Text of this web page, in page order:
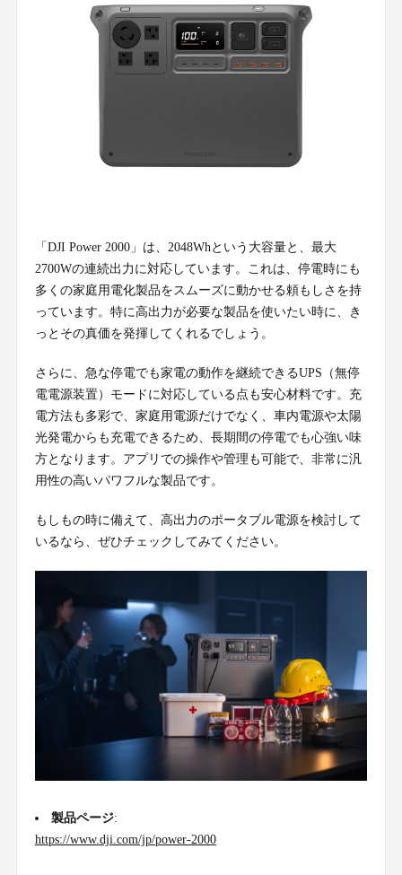
「DJI Power 2000」は、2048Whという大容量と、最大
2700Wの連続出力に対応しています。これは、停電時にも
多くの家庭用電化製品をスムーズに動かせる頼もしさを持
っています。特に高出力が必要な製品を使いたい時に、き
っとその真価を発揮してくれるでしょう。
さらに、急な停電でも家電の動作を継続できるUPS（無停
電電源装置）モードに対応している点も安心材料です。充
電方法も多彩で、家庭用電源だけでなく、車内電源や太陽
光発電からも充電できるため、長期間の停電でも心強い味
方となります。アプリでの操作や管理も可能で、非常に汎
用性の高いパワフルな製品です。
もしもの時に備えて、高出力のポータブル電源を検討して
いるなら、ぜひチェックしてみてください。
製品ページ:
https://www.dji.com/jp/power-2000